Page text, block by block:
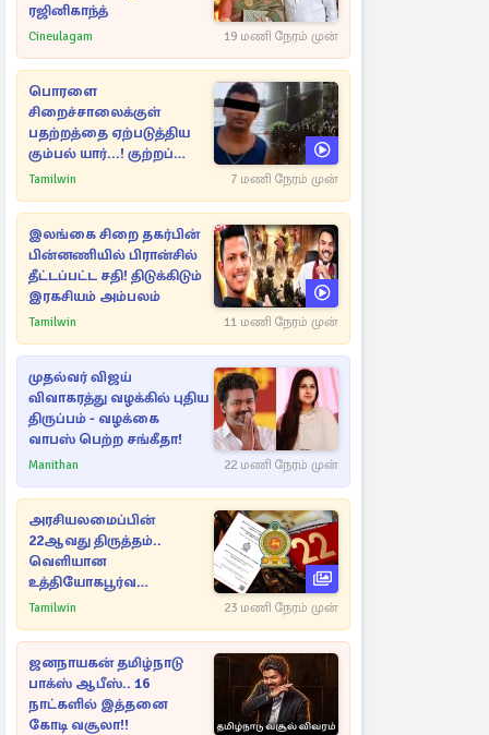
ரஜினிகாந்த்
Cineulagam 19 மணி நேரம் முன்
பொரளை
சிறைச்சாலைக்குள்
பதற்றத்தை ஏற்படுத்திய
கும்பல் யார்...! குற்றப்
பின்னணி தொடர்பில்
Tamilwin 7 மணி நேரம் முன்
இலங்கை சிறை தகர்பின்
பின்னணியில் பிரான்சில்
தீட்டப்பட்ட சதி! திடுக்கிடும்
இரகசியம் அம்பலம்
Tamilwin 11 மணி நேரம் முன்
முதல்வர் விஜய்
விவாகரத்து வழக்கில் புதிய
திருப்பம் - வழக்கை
வாபஸ் பெற்ற சங்கீதா!
Manithan 22 மணி நேரம் முன்
அரசியலமைப்பின்
22ஆவது திருத்தம்..
வெளியான
உத்தியோகபூர்வ
அறிவிப்பு!
Tamilwin 23 மணி நேரம் முன்
ஜனநாயகன் தமிழ்நாடு
பாக்ஸ் ஆபீஸ்.. 16
நாட்களில் இத்தனை
கோடி வசூலா!!